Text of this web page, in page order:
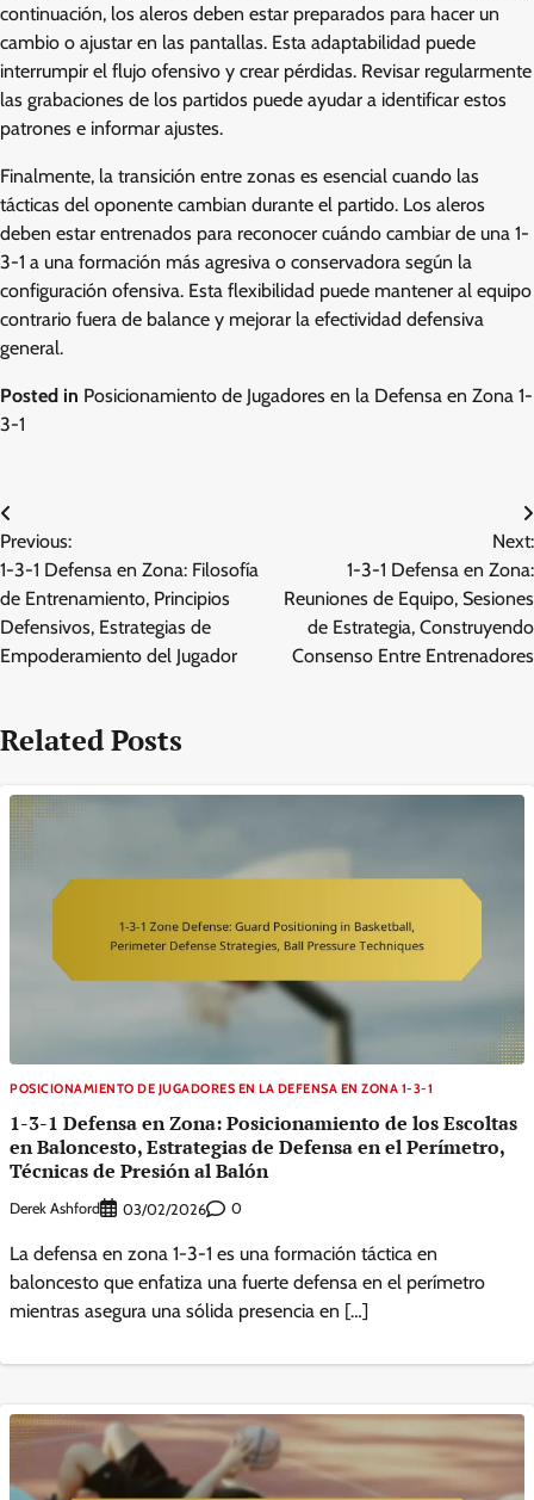
continuación, los aleros deben estar preparados para hacer un
cambio o ajustar en las pantallas. Esta adaptabilidad puede
interrumpir el flujo ofensivo y crear pérdidas. Revisar regularmente
las grabaciones de los partidos puede ayudar a identificar estos
patrones e informar ajustes.
Finalmente, la transición entre zonas es esencial cuando las
tácticas del oponente cambian durante el partido. Los aleros
deben estar entrenados para reconocer cuándo cambiar de una 1-
3-1 a una formación más agresiva o conservadora según la
configuración ofensiva. Esta flexibilidad puede mantener al equipo
contrario fuera de balance y mejorar la efectividad defensiva
general.
Posted in Posicionamiento de Jugadores en la Defensa en Zona 1-
3-1
Post
navigation
Previous:
1-3-1 Defensa en Zona: Filosofía
de Entrenamiento, Principios
Defensivos, Estrategias de
Empoderamiento del Jugador
Next:
1-3-1 Defensa en Zona:
Reuniones de Equipo, Sesiones
de Estrategia, Construyendo
Consenso Entre Entrenadores
Related Posts
POSICIONAMIENTO DE JUGADORES EN LA DEFENSA EN ZONA 1-3-1
1-3-1 Defensa en Zona: Posicionamiento de los Escoltas
en Baloncesto, Estrategias de Defensa en el Perímetro,
Técnicas de Presión al Balón
Derek Ashford 03/02/2026 0
La defensa en zona 1-3-1 es una formación táctica en
baloncesto que enfatiza una fuerte defensa en el perímetro
mientras asegura una sólida presencia en […]